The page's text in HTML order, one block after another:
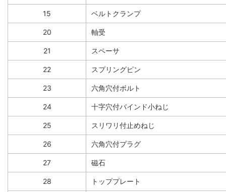
15 ベルトクランプ
20 軸受
21 スペーサ
22 スプリングピン
23 六角穴付ボルト
24 十字穴付バインド小ねじ
25 スリワリ付止めねじ
26 六角穴付プラグ
27 磁石
28 トッププレート